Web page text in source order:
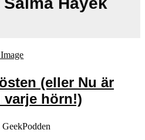
(eller Nu är
hörn!)
GeekPodden